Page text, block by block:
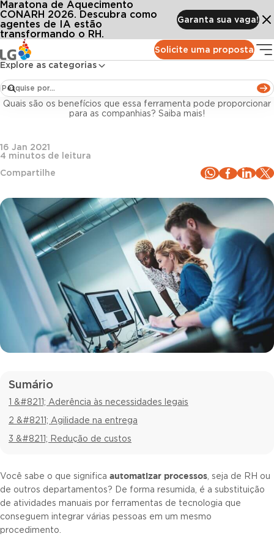
Solicite uma proposta
Explore as categorias
Maratona de Aquecimento
CONARH 2026. Descubra como
agentes de IA estão
transformando o RH.
Garanta sua vaga!
Conteúdos Blog LG
Workflow de RH: 4 motivos para automatizar os processos da gestão de pessoas
Tecnologia e Inovação
Workflow de RH: 4 motivos para automatizar os
processos da gestão de pessoas
Quais são os benefícios que essa ferramenta pode proporcionar
para as companhias? Saiba mais!
16 Jan 2021
4 minutos de leitura
Compartilhe
Sumário
1 &#8211; Aderência às necessidades legais
2 &#8211; Agilidade na entrega
3 &#8211; Redução de custos
Você sabe o que significa automatizar processos, seja de RH ou
de outros departamentos? De forma resumida, é a substituição
de atividades manuais por ferramentas de tecnologia que
conseguem integrar várias pessoas em um mesmo
procedimento.